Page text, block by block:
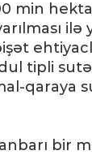
min
ilə
tipli
qaraya
bir